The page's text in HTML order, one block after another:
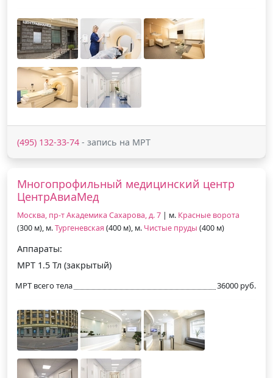
(495) 132-33-74 - запись на МРТ
Многопрофильный медицинский центр
ЦентрАвиаМед
Москва, пр-т Академика Сахарова, д. 7 | м. Красные ворота
(300 м), м.Тургеневская (400 м), м. Чистые пруды (400 м)
Аппараты:
МРТ 1.5 Тл (закрытый)
МРТ всего тела 36000 руб.